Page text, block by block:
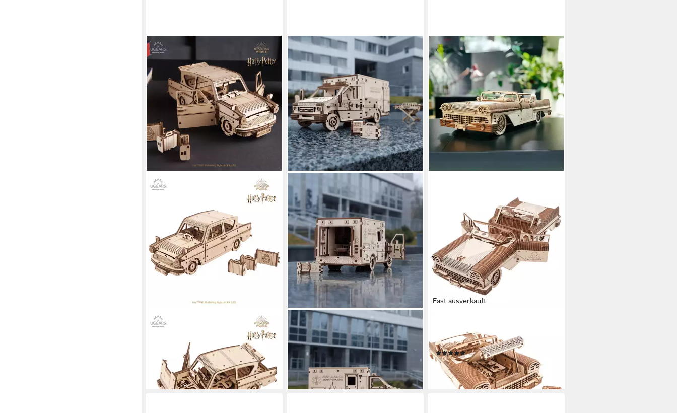
UGEARS
Modellbausatz Fliegender Ford
Anglia Harry Potter aus Holz, (246-
ab 57,90 €
lieferbar - in 3-4 Werktagen bei dir
ECO WOOD ART
Modellbausatz Krankenwagen aus
Holz, (386-tlg)
74,90 €
lieferbar - in 3-4 Werktagen bei dir
Fast ausverkauft
Modellbausatz Traumcabriolet VM-
05 aus Holz, (739-tlg)
(1)
89,90 €
lieferbar - in 3-4 Werktagen bei dir